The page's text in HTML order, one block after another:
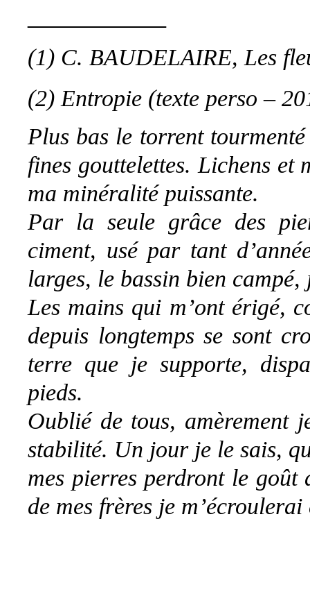
(1) C. BAUDELAIRE, Les
(2) Entropie (texte perso –
Plus bas le torrent
fines gouttelettes. Lichens et
ma minéralité puissante.
Par la seule grâce des
ciment, usé par tant
larges, le bassin bien
Les mains qui m’ont érigé,
depuis longtemps se sont
terre que je supporte,
pieds.
Oublié de tous, amèrement
stabilité. Un jour je le sais,
mes pierres perdront le goût
de mes frères je